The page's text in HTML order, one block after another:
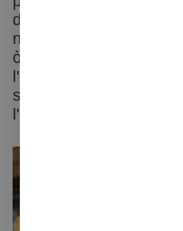
d'empleats a temps
necessites contractar
òptim.
l'ocupació prevista,
suficient personal per
l'hotel i dels teus